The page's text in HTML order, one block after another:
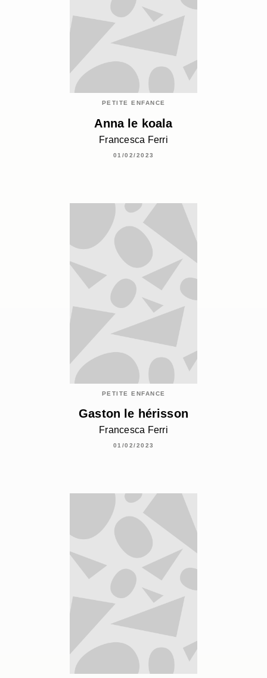
PETITE ENFANCE
Anna le koala
Francesca Ferri
01/02/2023
PETITE ENFANCE
Gaston le hérisson
Francesca Ferri
01/02/2023